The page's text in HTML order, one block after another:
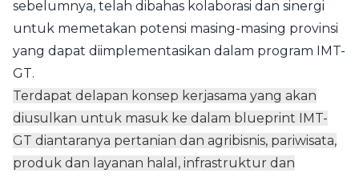
sebelumnya, telah dibahas kolaborasi dan sinergi
untuk memetakan potensi masing-masing provinsi
yang dapat diimplementasikan dalam program IMT-
GT.
Terdapat delapan konsep kerjasama yang akan
diusulkan untuk masuk ke dalam blueprint IMT-
GT diantaranya pertanian dan agribisnis, pariwisata,
produk dan layanan halal, infrastruktur dan